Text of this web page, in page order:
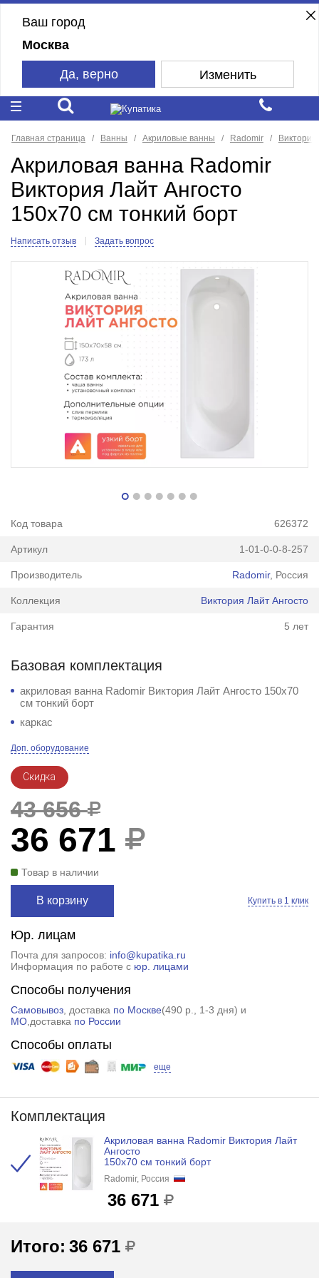
Ваш город
Москва
Да, верно Изменить
Главная страница Ванны Акриловые ванны Radomir Виктория
Акриловая ванна Radomir
Виктория Лайт Ангосто
150x70 см тонкий борт
Написать отзыв Задать вопрос
Код товара 626372
Артикул 1-01-0-0-8-257
Производитель Radomir, Россия
Коллекция Виктория Лайт Ангосто
Гарантия 5 лет
Базовая комплектация
акриловая ванна Radomir Виктория Лайт Ангосто 150x70
см тонкий борт
каркас
Доп. оборудование
Скидка
43 656
36 671
Товар в наличии
В корзину Купить в 1 клик
Юр. лицам
Почта для запросов: info@kupatika.ru
Информация по работе с юр. лицами
Способы получения
Самовывоз, доставка по Москве(490 р.
, 1-3 дня) и
МО,доставка по России
Способы оплаты
еще
Комплектация
Акриловая ванна Radomir Виктория Лайт
Ангосто
150x70 см тонкий борт
Radomir, Россия
36 671
Итого: 36 671